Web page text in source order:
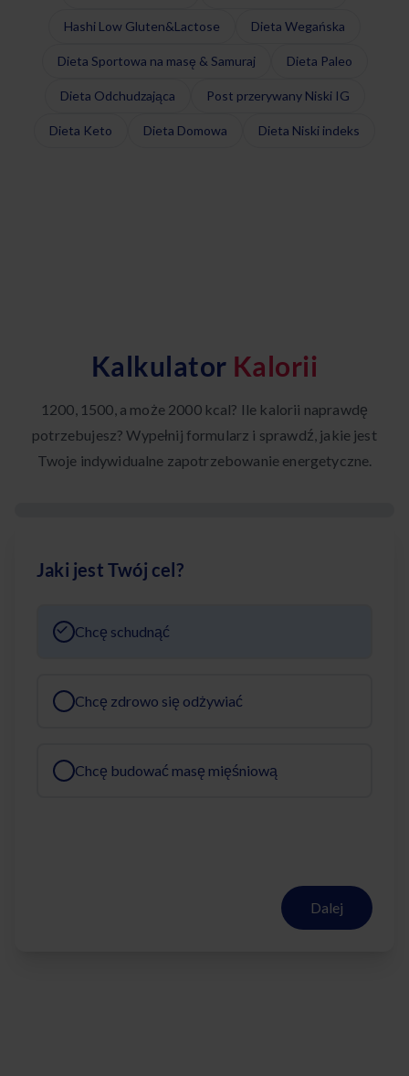
Hashi Low Gluten&Lactose Dieta Wegańska
Dieta Sportowa na masę & Samuraj Dieta Paleo
Dieta Odchudzająca Post przerywany Niski IG
Dieta Keto Dieta Domowa Dieta Niski indeks
Kalkulator Kalorii
1200, 1500, a może 2000 kcal? Ile kalorii naprawdę
potrzebujesz? Wypełnij formularz i sprawdź, jakie jest
Twoje indywidualne zapotrzebowanie energetyczne.
Jaki jest Twój cel?
Chcę schudnąć
Chcę zdrowo się odżywiać
Chcę budować masę mięśniową
Dalej